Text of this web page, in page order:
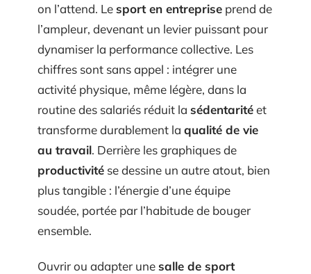
on l’attend. Lesport en entreprise prend de
l’ampleur, devenant un levier puissant pour
dynamiser la performance collective. Les
chiffres sont sans appel : intégrer une
activité physique, même légère, dans la
routine des salariés réduit la sédentaritéet
transforme durablement la qualité de vie
au travail. Derrière les graphiques de
productivité se dessine un autre atout, bien
plus tangible : l’énergie d’une équipe
soudée, portée par l’habitude de bouger
ensemble.
Ouvrir ou adapter unesalle de sport